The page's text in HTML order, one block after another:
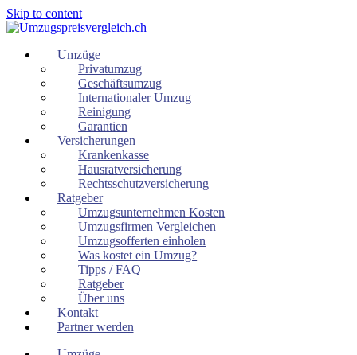
Skip to content
Umzüge
Privatumzug
Geschäftsumzug
Internationaler Umzug
Reinigung
Garantien
Versicherungen
Krankenkasse
Hausratversicherung
Rechtsschutzversicherung
Ratgeber
Umzugsunternehmen Kosten
Umzugsfirmen Vergleichen
Umzugsofferten einholen
Was kostet ein Umzug?
Tipps / FAQ
Ratgeber
Über uns
Kontakt
Partner werden